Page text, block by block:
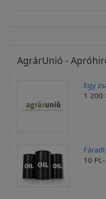
AgrárUnió -
Egy
1 200
10 Ft.-